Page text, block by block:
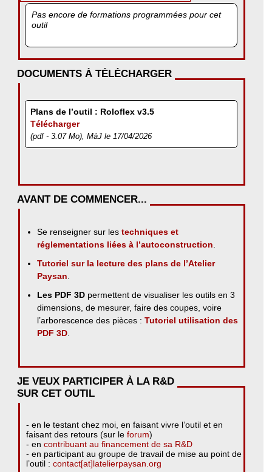
Pas encore de formations programmées pour cet
outil
DOCUMENTS À TÉLÉCHARGER
Plans de l’outil : Roloflex v3.5
Télécharger
(pdf - 3.07 Mo), MàJ le 17/04/2026
AVANT DE COMMENCER...
Se renseigner sur lestechniques et
réglementations liées à l’autoconstruction
Tutoriel sur la lecture des plans de l’Atelier
Paysan
Les PDF 3D permettent de visualiser les outils en 3
dimensions, de mesurer, faire des coupes, voire
l’arborescence des pièces :Tutoriel utilisation des
PDF 3D
JE VEUX PARTICIPER À LA R&D
SUR CET OUTIL
- en le testant chez moi, en faisant vivre l’outil et en
faisant des retours (sur le forum)
- en contribuant au financement de sa R&D
- en participant au groupe de travail de mise au point de
l’outil : contact[at]latelierpaysan.org